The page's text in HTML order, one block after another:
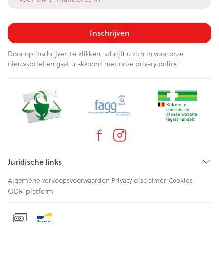
Inschrijven
Door op inschrijven te klikken, schrijft u zich in voor onze
nieuwsbrief en gaat u akkoord met onze privacy policy.
Juridische links
Algemene verkoopsvoorwaarden Privacy disclaimer Cookies
ODR-platform